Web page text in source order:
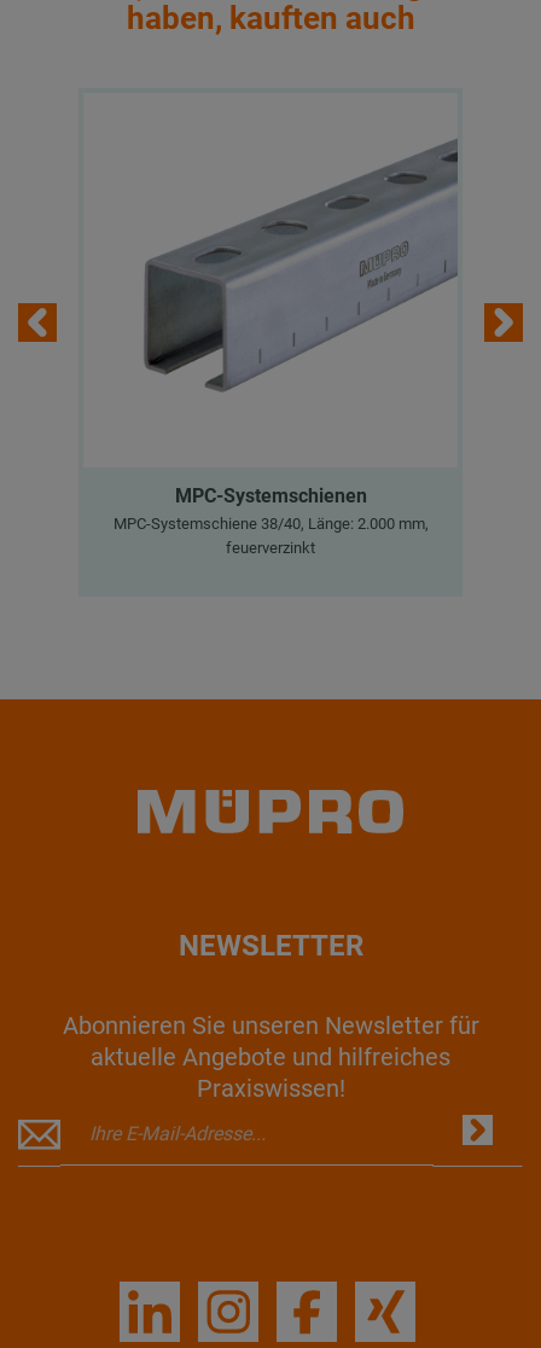
haben, kauften auch
MPC-Systemschienen
MPC-Systemschiene 38/40, Länge: 2.000 mm,
feuerverzinkt
NEWSLETTER
Abonnieren Sie unseren Newsletter für
aktuelle Angebote und hilfreiches
Praxiswissen!